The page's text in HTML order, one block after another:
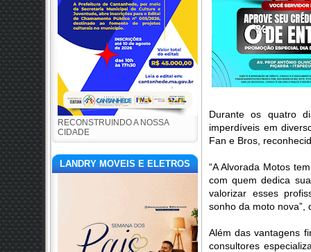
RECONSTRUINDO A NOSSA
CIDADE
LANDRY MOVEIS E ELETROS
Durante os quatro
imperdíveis em
Fan e Bros,
“A Alvorada Motos
com quem dedica
valorizar esses
sonho da moto nova”,
Além das vantagens
consultores